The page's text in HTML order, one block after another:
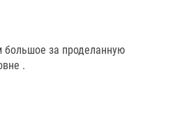
большое за проделанную
.